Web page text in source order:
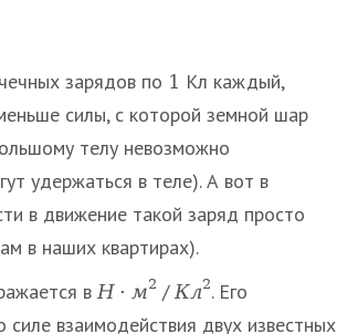
зарядов по 1 Кл каждый,
силы, с которой земной шар
телу невозможно
удержаться в теле). А вот в
в движение такой заряд просто
в наших квартирах).
вН · м2 /Кл2. Его
взаимодействия двух известных